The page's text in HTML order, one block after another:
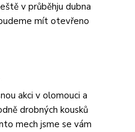
v průběhju dubna
mít otevřeno
akci v olomouci a
drobných kousků
mech jsme se vám